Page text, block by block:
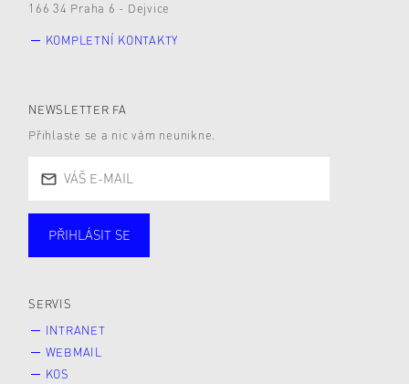
166 34 Praha 6 - Dejvice
KOMPLETNÍ KONTAKTY
NEWSLETTER FA
Přihlaste se a nic vám neunikne.
PŘIHLÁSIT SE
SERVIS
INTRANET
WEBMAIL
KOS